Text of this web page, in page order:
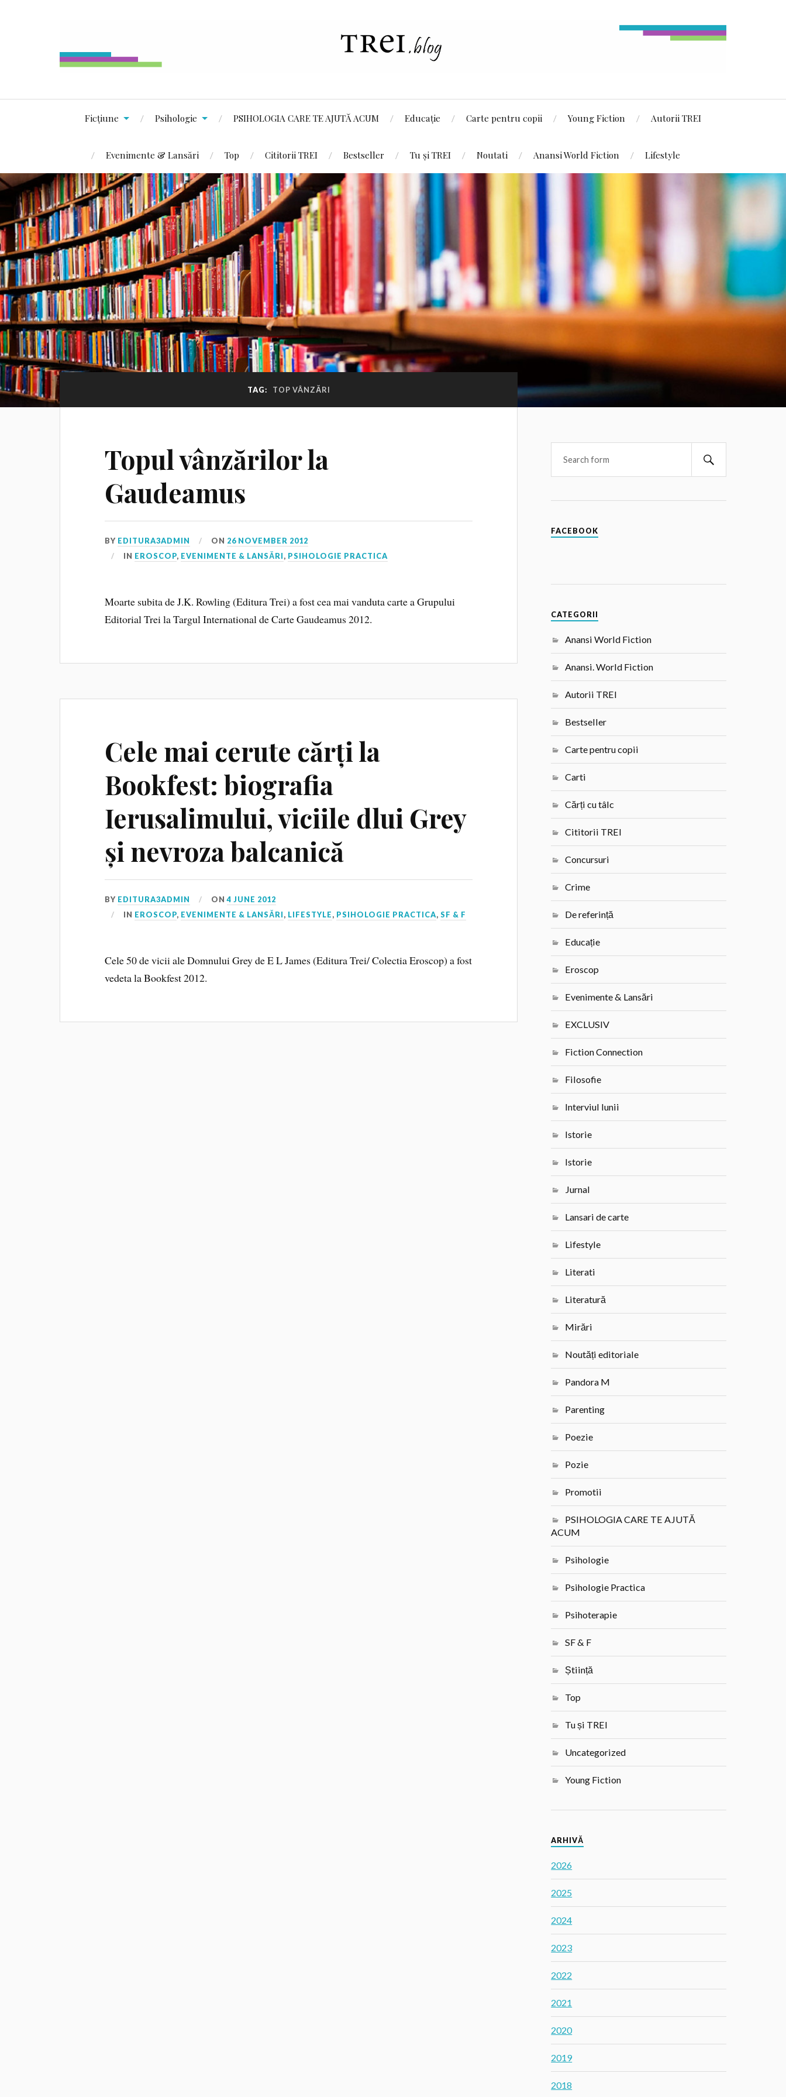
Ficțiune Psihologie PSIHOLOGIA CARE TE AJUTĂ ACUM Educație Carte pentru copii Young Fiction Autorii TREI
Evenimente & Lansări Top Cititorii TREI Bestseller Tu și TREI Noutati Anansi World Fiction Lifestyle
TAG: TOP VÂNZĂRI
Topul vânzărilor la
Gaudeamus
BY EDITURA3ADMIN ON 26 NOVEMBER 2012
IN EROSCOP, EVENIMENTE & LANSĂRI, PSIHOLOGIE PRACTICA
Moarte subita de J.K. Rowling (Editura Trei) a fost cea mai vanduta carte a Grupului
Editorial Trei la Targul International de Carte Gaudeamus 2012.
Cele mai cerute cărți la
Bookfest: biografia
Ierusalimului, viciile dlui Grey
și nevroza balcanică
BY EDITURA3ADMIN ON4 JUNE 2012
IN EROSCOP, EVENIMENTE & LANSĂRI, LIFESTYLE, PSIHOLOGIE PRACTICA,SF & F
Cele 50 de vicii ale Domnului Grey de E L James (Editura Trei/ Colectia Eroscop) a fost
vedeta la Bookfest 2012.
FACEBOOK
CATEGORII
Anansi World Fiction
Anansi. World Fiction
Autorii TREI
Bestseller
Carte pentru copii
Carti
Cărți cu tâlc
Cititorii TREI
Concursuri
Crime
De referință
Educație
Eroscop
Evenimente & Lansări
EXCLUSIV
Fiction Connection
Filosofie
Interviul lunii
Istorie
Istorie
Jurnal
Lansari de carte
Lifestyle
Literati
Literatură
Mirări
Noutăți editoriale
Pandora M
Parenting
Poezie
Pozie
Promotii
PSIHOLOGIA CARE TE AJUTĂ
ACUM
Psihologie
Psihologie Practica
Psihoterapie
SF & F
Știință
Top
Tu și TREI
Uncategorized
Young Fiction
ARHIVĂ
2026
2025
2024
2023
2022
2021
2020
2019
2018